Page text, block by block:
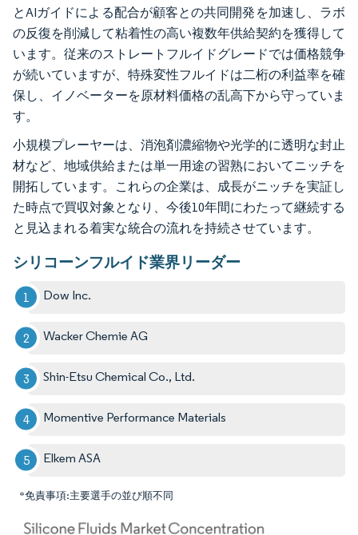
とAIガイドによる配合が顧客との共同開発を加速し、ラボ
の反復を削減して粘着性の高い複数年供給契約を獲得して
います。従来のストレートフルイドグレードでは価格競争
が続いていますが、特殊変性フルイドは二桁の利益率を確
保し、イノベーターを原材料価格の乱高下から守っていま
す。
小規模プレーヤーは、消泡剤濃縮物や光学的に透明な封止
材など、地域供給または単一用途の習熟においてニッチを
開拓しています。これらの企業は、成長がニッチを実証し
た時点で買収対象となり、今後10年間にわたって継続する
と見込まれる着実な統合の流れを持続させています。
シリコーンフルイド業界リーダー
Dow Inc.
Wacker Chemie AG
Shin-Etsu Chemical Co., Ltd.
Momentive Performance Materials
Elkem ASA
*免責事項:主要選手の並び順不同